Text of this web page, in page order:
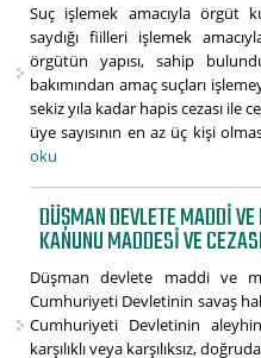
Suç işlemek amacıyla örgüt
saydığı fiilleri işlemek
örgütün yapısı, sahip
bakımından amaç suçları
sekiz yıla kadar hapis cezası ile
üye sayısının en az üç kişi
oku
DÜŞMAN DEVLETE MADDI
KANUNU MADDESI VE CEZASI
Düşman devlete maddi ve
Cumhuriyeti Devletinin savaş
Cumhuriyeti Devletinin
karşılıklı veya karşılıksız,